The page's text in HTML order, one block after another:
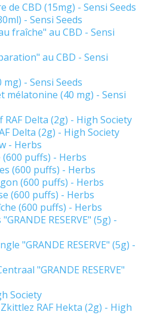
de CBD (15mg) - Sensi Seeds
- Sensi Seeds
fraîche" au CBD - Sensi
au CBD - Sensi
mg) - Sensi Seeds
mélatonine (40 mg) - Sensi
Delta (2g) - High Society
Delta (2g) - High Society
- Herbs
(600 puffs) - Herbs
(600 puffs) - Herbs
(600 puffs) - Herbs
(600 puffs) - Herbs
(600 puffs) - Herbs
RESERVE" (5g) -
"GRANDE RESERVE" (5g) -
"GRANDE RESERVE"
Society
RAF Hekta (2g) - High